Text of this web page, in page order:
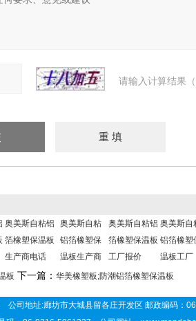
请输入计算结果
奥美斯自粘铝
箔橡塑保温板
生产商电话
奥美斯自粘
铝箔橡塑保
温板生产商
奥美斯自粘铝
箔橡塑保温板
工厂报价
奥美斯自
铝箔橡塑
温板工厂
板 下一篇： 华美橡塑板;防潮铝箔橡塑保温板
公司地址:廊坊市大城县留各庄开发区 邮政编码：